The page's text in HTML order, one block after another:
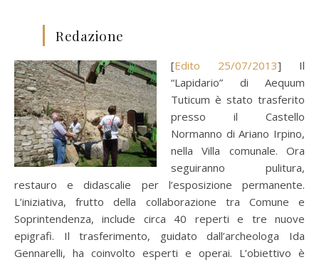
Redazione
[ Edito 25/07/2013] Il
“Lapidario” di Aequum
Tuticum è stato trasferito
presso il Castello
Normanno di Ariano Irpino,
nella Villa comunale. Ora
seguiranno pulitura,
restauro e didascalie per l’esposizione permanente.
L’iniziativa, frutto della collaborazione tra Comune e
Soprintendenza, include circa 40 reperti e tre nuove
epigrafi. Il trasferimento, guidato dall’archeologa Ida
Gennarelli, ha coinvolto esperti e operai. L’obiettivo è